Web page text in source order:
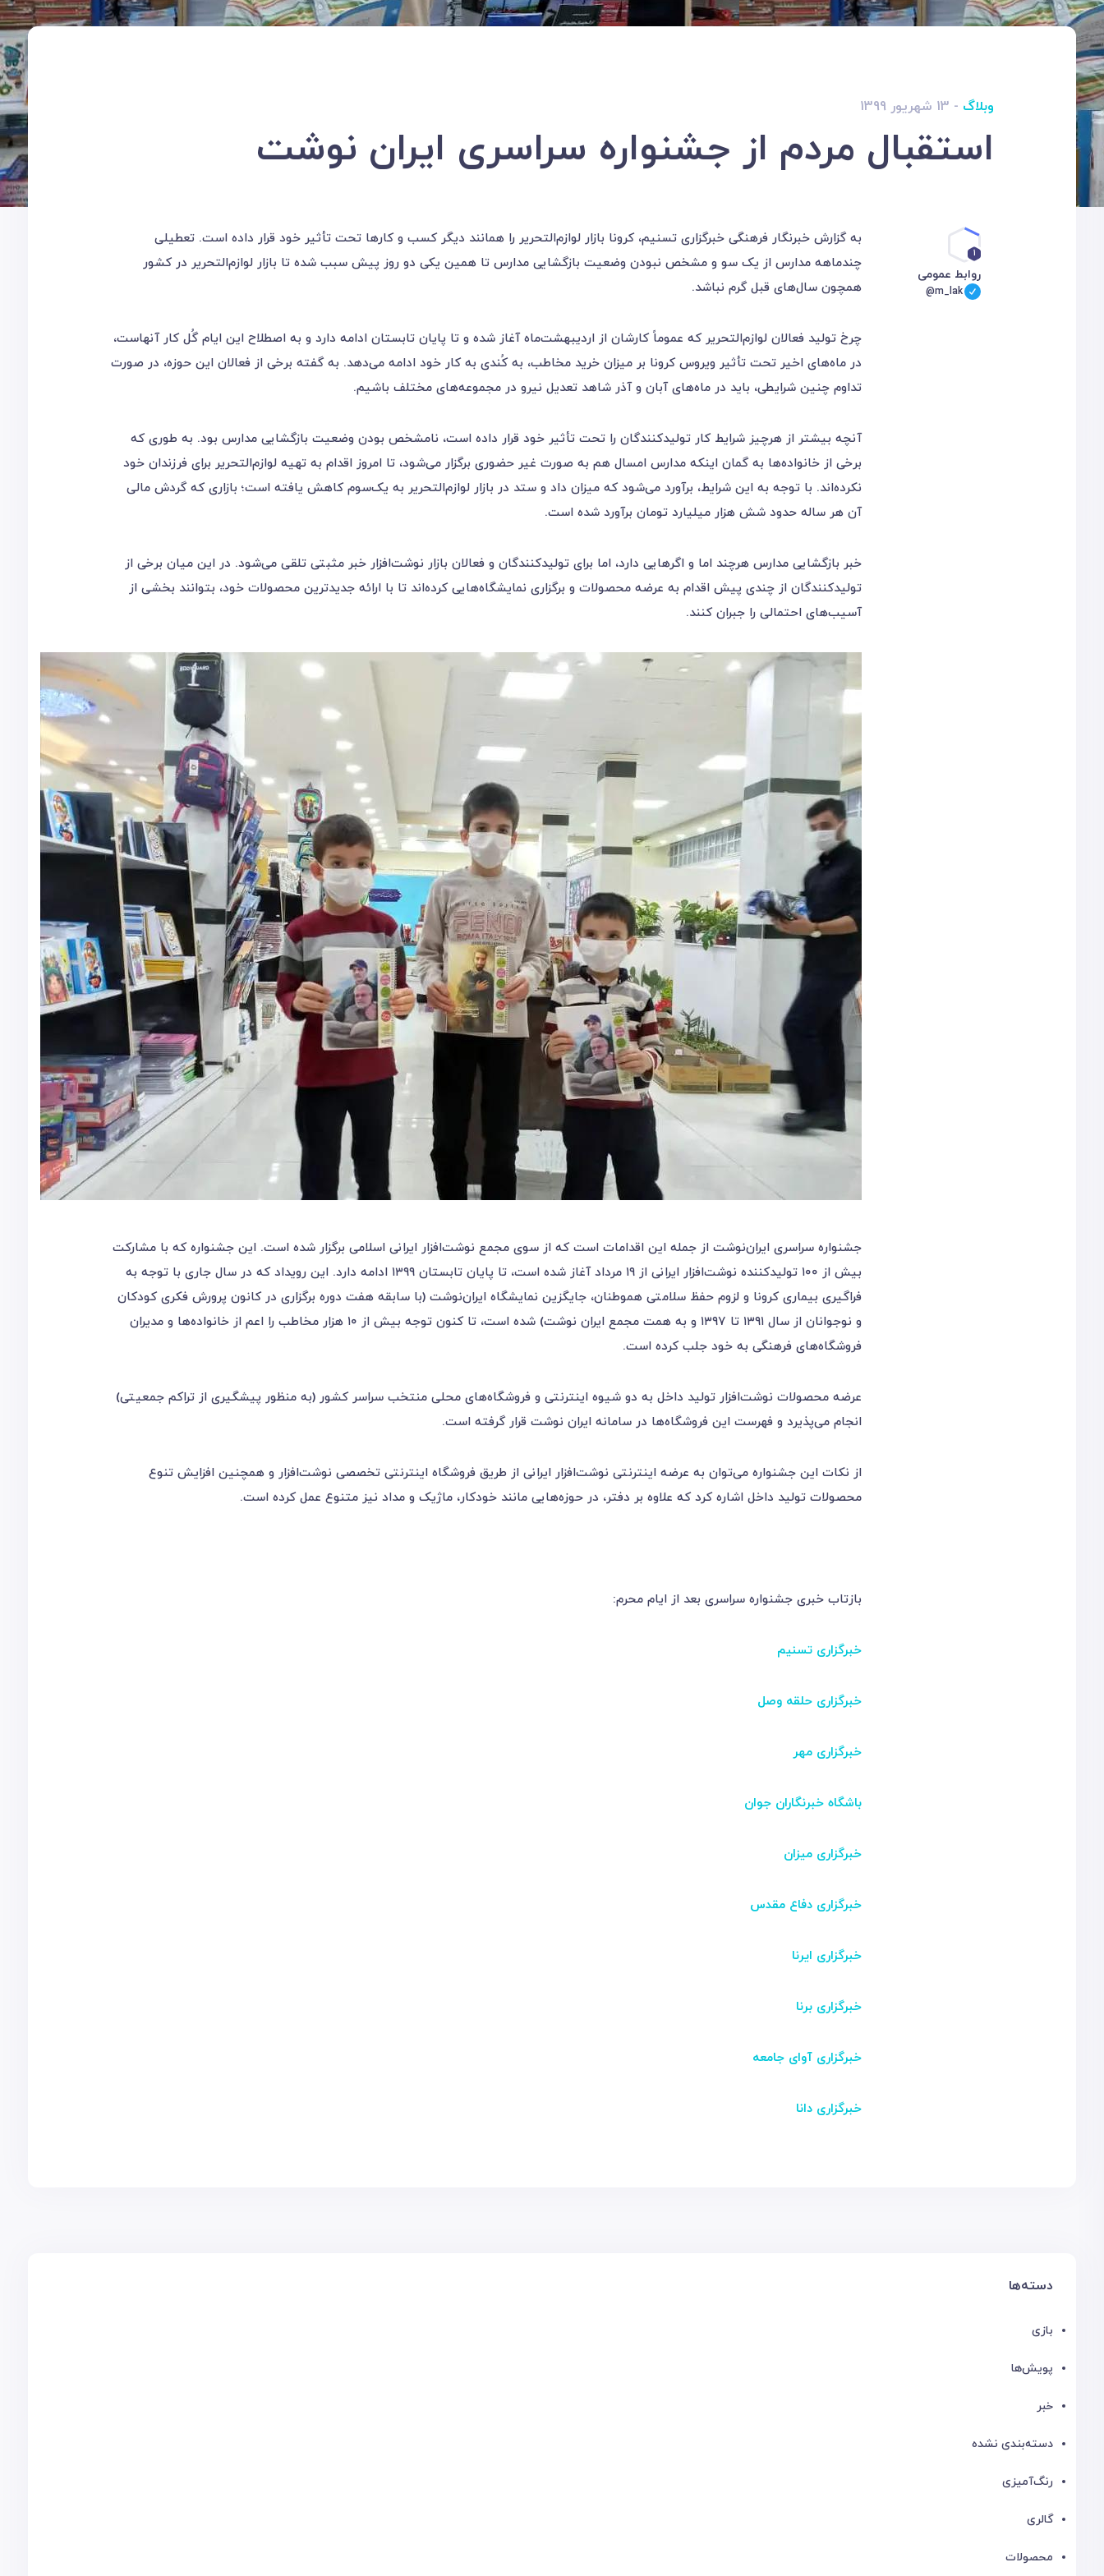
وبلاگ - 13 شهریور 1399
استقبال مردم از جشنواره سراسری ایران نوشت
1
روابط عمومی
@m_lak
به گزارش خبرنگار فرهنگی خبرگزاری تسنیم، کرونا بازار لوازم‌التحریر را همانند دیگر کسب و کارها تحت تأثیر خود قرار داده است. تعطیلی
چندماهه مدارس از یک سو و مشخص نبودن وضعیت بازگشایی مدارس تا همین یکی دو روز پیش سبب شده تا بازار لوازم‌التحریر در کشور
همچون سال‌های قبل گرم نباشد.
چرخ تولید فعالان لوازم‌التحریر که عموماً کارشان از اردیبهشت‌ماه آغاز شده و تا پایان تابستان ادامه دارد و به اصطلاح این ایام گُل کار آنهاست،
در ماه‌های اخیر تحت تأثیر ویروس کرونا بر میزان خرید مخاطب، به کُندی به کار خود ادامه می‌دهد. به گفته برخی از فعالان این حوزه، در صورت
تداوم چنین شرایطی، باید در ماه‌های آبان و آذر شاهد تعدیل نیرو در مجموعه‌های مختلف باشیم.
آنچه بیشتر از هرچیز شرایط کار تولیدکنندگان را تحت تأثیر خود قرار داده است، نامشخص بودن وضعیت بازگشایی مدارس بود. به طوری که
برخی از خانواده‌ها به گمان اینکه مدارس امسال هم به صورت غیر حضوری برگزار می‌شود، تا امروز اقدام به تهیه لوازم‌التحریر برای فرزندان خود
نکرده‌اند. با توجه به این شرایط، برآورد می‌شود که میزان داد و ستد در بازار لوازم‌التحریر به یک‌سوم کاهش یافته است؛ بازاری که گردش مالی
آن هر ساله حدود شش هزار میلیارد تومان برآورد شده است.
خبر بازگشایی مدارس هرچند اما و اگرهایی دارد، اما برای تولیدکنندگان و فعالان بازار نوشت‌افزار خبر مثبتی تلقی می‌شود. در این میان برخی از
تولیدکنندگان از چندی پیش اقدام به عرضه محصولات و برگزاری نمایشگاه‌هایی کرده‌اند تا با ارائه جدیدترین محصولات خود، بتوانند بخشی از
آسیب‌های احتمالی را جبران کنند.
جشنواره سراسری ایران‌نوشت از جمله این اقدامات است که از سوی مجمع نوشت‌افزار ایرانی اسلامی برگزار شده است. این جشنواره که با مشارکت
بیش از ۱۰۰ تولیدکننده نوشت‌افزار ایرانی از ۱۹ مرداد آغاز شده است، تا پایان تابستان ۱۳۹۹ ادامه دارد. این رویداد که در سال جاری با توجه به
فراگیری بیماری کرونا و لزوم حفظ سلامتی هموطنان، جایگزین نمایشگاه ایران‌نوشت (با سابقه هفت دوره برگزاری در کانون پرورش فکری کودکان
و نوجوانان از سال ۱۳۹۱ تا ۱۳۹۷ و به همت مجمع ایران نوشت) شده است، تا کنون توجه بیش از ۱۰ هزار مخاطب را اعم از خانواده‌ها و مدیران
فروشگاه‌های فرهنگی به خود جلب کرده است.
عرضه محصولات نوشت‌افزار تولید داخل به دو شیوه اینترنتی و فروشگاه‌های محلی منتخب سراسر کشور (به منظور پیشگیری از تراکم جمعیتی)
انجام می‌پذیرد و فهرست این فروشگاه‌ها در سامانه ایران نوشت قرار گرفته است.
از نکات این جشنواره می‌توان به عرضه اینترنتی نوشت‌افزار ایرانی از طریق فروشگاه اینترنتی تخصصی نوشت‌افزار و همچنین افزایش تنوع
محصولات تولید داخل اشاره کرد که علاوه بر دفتر، در حوزه‌هایی مانند خودکار، ماژیک و مداد نیز متنوع عمل کرده است.
بازتاب خبری جشنواره سراسری بعد از ایام محرم:
خبرگزاری تسنیم
خبرگزاری حلقه وصل
خبرگزاری مهر
باشگاه خبرنگاران جوان
خبرگزاری میزان
خبرگزاری دفاع مقدس
خبرگزاری ایرنا
خبرگزاری برنا
خبرگزاری آوای جامعه
خبرگزاری دانا
دسته‌ها
بازی
پویش‌ها
خبر
دسته‌بندی نشده
رنگ‌آمیزی
گالری
محصولات